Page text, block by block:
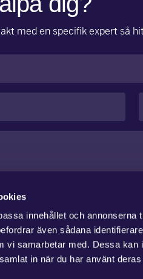
innehållet och
även sådana
vi samarbetar med. Dessa
in när du har använt deras
med en specifik expert så
.